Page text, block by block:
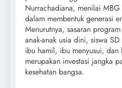
Nurrachadiana, menilai
dalam membentuk generasi
Menurutnya, sasaran
anak-anak usia dini, siswa
ibu hamil, ibu menyusui, dan
merupakan investasi jangka
kesehatan bangsa.